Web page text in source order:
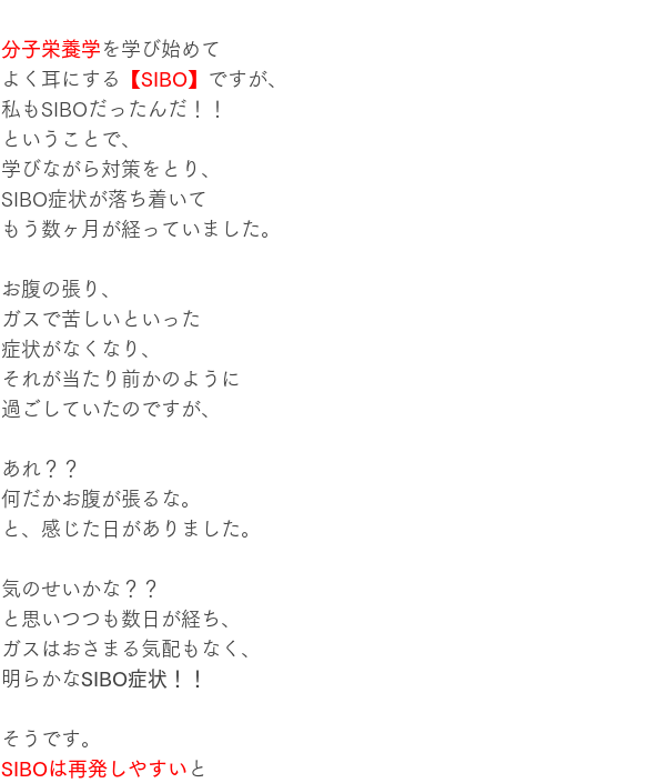
分子栄養学 を学び始めて
よく耳にする
【SIBO】
ですが、
私もSIBOだったんだ！！
ということで、
学びながら対策をとり、
SIBO症状が落ち着いて
もう数ヶ月が経っていました。
お腹の張り、
ガスで苦しいといった
症状がなくなり、
それが当たり前かのように
過ごしていたのですが、
あれ？？
何だかお腹が張るな。
と、感じた日がありました。
気のせいかな？？
と思いつつも数日が経ち、
ガスはおさまる気配もなく、
明らかなSIBO症状！！
そうです。
SIBOは再発しやすい と